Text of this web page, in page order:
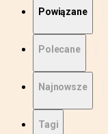
Powiązane
Polecane
Najnowsze
Tagi